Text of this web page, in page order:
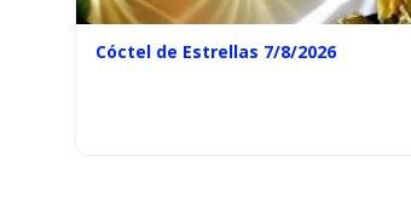
Cóctel de Estrellas 7/8/2026